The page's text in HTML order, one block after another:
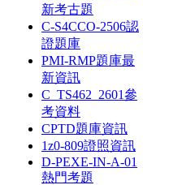
新考古題
C-S4CCO-2506認
證題庫
PMI-RMP題庫最
新資訊
C_TS462_2601參
考資料
CPTD題庫資訊
1z0-809證照資訊
D-PEXE-IN-A-01
熱門考題